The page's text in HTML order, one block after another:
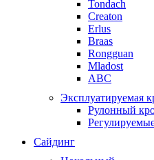
Tondach
Creaton
Erlus
Braas
Rongguan
Mladost
ABC
Эксплуатируемая
Рулонный
Сайдинг